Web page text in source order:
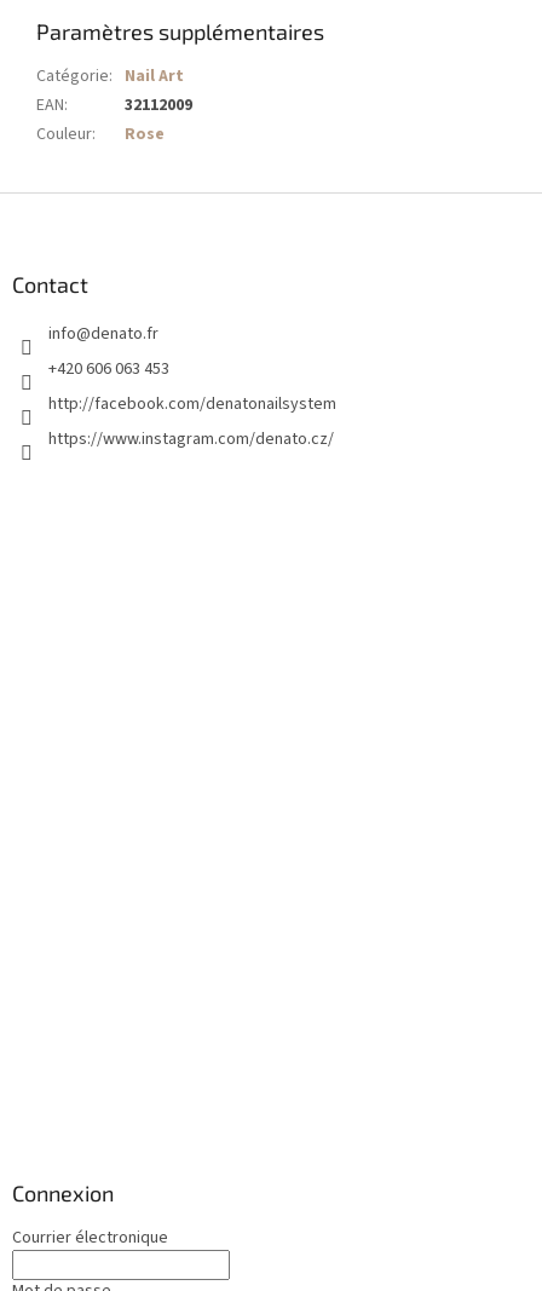
Paramètres supplémentaires
Catégorie: Nail Art
EAN:
32112009
Couleur: Rose
Contact
info@denato.fr
+420 606 063 453
http://facebook.com/denatonailsystem
https://www.instagram.com/denato.cz/
Connexion
Courrier électronique